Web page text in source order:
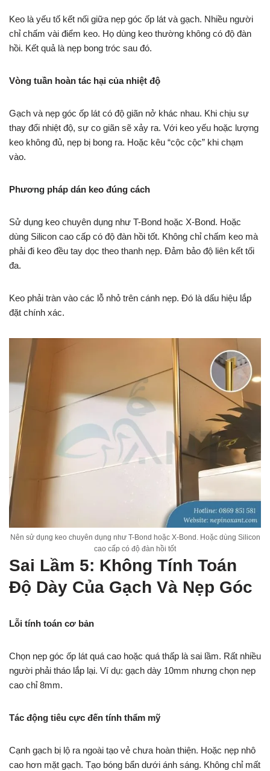
Keo là yếu tố kết nối giữa nẹp góc ốp lát và gạch. Nhiều người
chỉ chấm vài điểm keo. Họ dùng keo thường không có độ đàn
hồi. Kết quả là nẹp bong tróc sau đó.
Vòng tuần hoàn tác hại của nhiệt độ
Gạch và nẹp góc ốp lát có độ giãn nở khác nhau. Khi chịu sự
thay đổi nhiệt độ, sự co giãn sẽ xảy ra. Với keo yếu hoặc lượng
keo không đủ, nẹp bị bong ra. Hoặc kêu “cộc cộc” khi chạm
vào.
Phương pháp dán keo đúng cách
Sử dụng keo chuyên dụng như T-Bond hoặc X-Bond. Hoặc
dùng Silicon cao cấp có độ đàn hồi tốt. Không chỉ chấm keo mà
phải đi keo đều tay dọc theo thanh nẹp. Đảm bảo độ liên kết tối
đa.
Keo phải tràn vào các lỗ nhỏ trên cánh nẹp. Đó là dấu hiệu lắp
đặt chính xác.
Nên sử dụng keo chuyên dụng như T-Bond hoặc X-Bond. Hoặc dùng Silicon
cao cấp có độ đàn hồi tốt
Sai Lầm 5: Không Tính Toán
Độ Dày Của Gạch Và Nẹp Góc
Lỗi tính toán cơ bản
Chọn nẹp góc ốp lát quá cao hoặc quá thấp là sai lầm. Rất nhiều
người phải tháo lắp lại. Ví dụ: gạch dày 10mm nhưng chọn nẹp
cao chỉ 8mm.
Tác động tiêu cực đến tính thẩm mỹ
Cạnh gạch bị lộ ra ngoài tạo vẻ chưa hoàn thiện. Hoặc nẹp nhô
cao hơn mặt gạch. Tạo bóng bẩn dưới ánh sáng. Không chỉ mất